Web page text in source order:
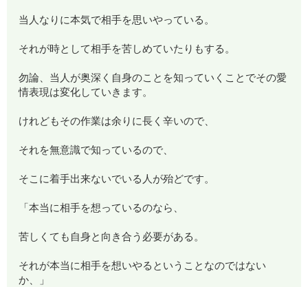
当人なりに本気で相手を思いやっている。
それが時として相手を苦しめていたりもする。
勿論、当人が奥深く自身のことを知っていくことでその愛
情表現は変化していきます。
けれどもその作業は余りに長く辛いので、
それを無意識で知っているので、
そこに着手出来ないでいる人が殆どです。
「本当に相手を想っているのなら、
苦しくても自身と向き合う必要がある。
それが本当に相手を想いやるということなのではない
か、」